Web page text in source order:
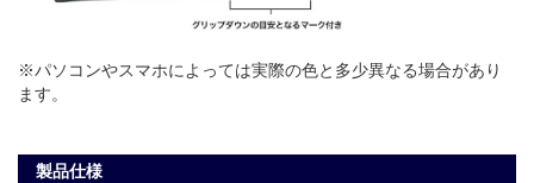
※パソコンやスマホによっては実際の色と多少異なる場合があり
ます。
製品仕様